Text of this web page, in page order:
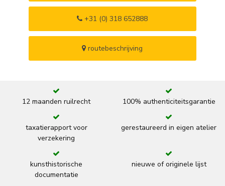
+31 (0) 318 652888
routebeschrijving
12 maanden ruilrecht 100% authenticiteitsgarantie
taxatierapport voor
verzekering
gerestaureerd in eigen atelier
kunsthistorische
documentatie
nieuwe of originele lijst